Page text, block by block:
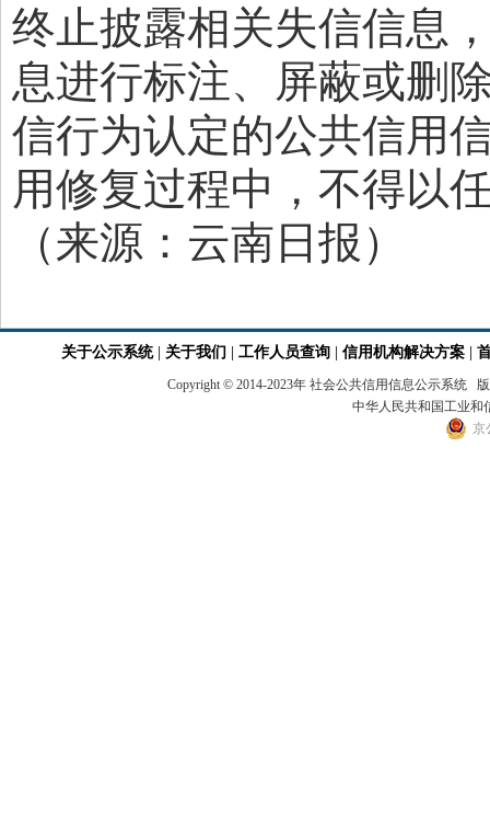
终止披露相关失信信息
息进行标注、屏蔽或删
信行为认定的公共信用
用修复过程中，不得以
（来源：云南日报）
关于公示系统| 关于我们 工作人员查询 信用机构解决方案
Copyright © 2014-2023年 社会公共信用信息公示系
中华人民共和国工业和
京